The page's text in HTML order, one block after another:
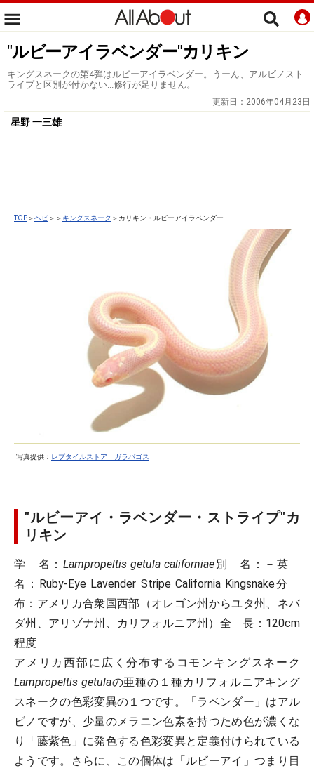
"ルビーアイラベンダー"カリキン
キングスネークの第4弾はルビーアイラベンダー。うーん、アルビノスト
ライプと区別が付かない...修行が足りません。
更新日： 2006年04月23日
星野 一三雄
TOP＞ヘビ＞＞ キングスネーク ＞カリキン・ルビーアイラベンダー
写真提供： レプタイルストア ガラパゴス
"ルビーアイ・ラベンダー・ストライプ"カ
リキン
学 名 ： Lampropeltis getula californiae 別 名 ：－ 英
名 ：Ruby-Eye Lavender Stripe California Kingsnake分
布 ：アメリカ合衆国西部（オレゴン州からユタ州、ネバ
ダ州、アリゾナ州、カリフォルニア州） 全 長 ：120cm
程度
アメリカ西部に広く分布するコモンキングスネーク
Lampropeltis getulaの亜種の１種カリフォルニアキング
スネークの色彩変異の１つです。「ラベンダー」はアル
ビノですが、少量のメラニン色素を持つため色が濃くな
り「藤紫色」に発色する色彩変異と定義付けられている
ようです。さらに、この個体は「ルビーアイ」つまり目